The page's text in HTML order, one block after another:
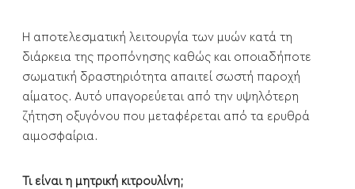
Η αποτελεσματική λειτουργία των μυών κατά τη
διάρκεια της προπόνησης καθώς και οποιαδήποτε
σωματική δραστηριότητα απαιτεί σωστή παροχή
αίματος. Αυτό υπαγορεύεται από την υψηλότερη
ζήτηση οξυγόνου που μεταφέρεται από τα ερυθρά
αιμοσφαίρια.
Τι είναι η μητρική κιτρουλίνη;